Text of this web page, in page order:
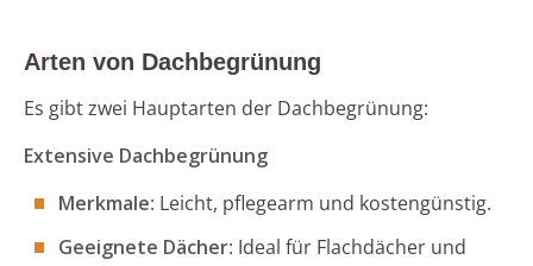
Arten von Dachbegrünung
Es gibt zwei Hauptarten der Dachbegrünung:
Extensive Dachbegrünung
Merkmale: Leicht, pflegearm und kostengünstig.
Geeignete Dächer: Ideal für Flachdächer und